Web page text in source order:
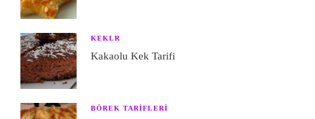
KEKLR
Kakaolu Kek Tarifi
BÖREK TARIFLERI